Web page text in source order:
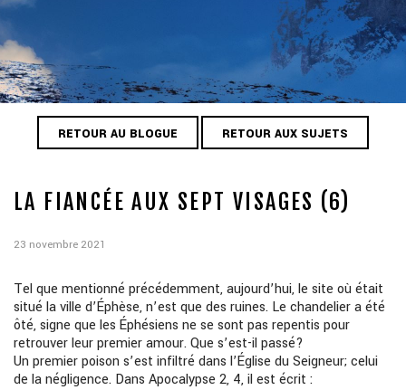
RETOUR AU BLOGUE RETOUR AUX SUJETS
LA FIANCÉE AUX SEPT VISAGES (6)
23 novembre 2021
Tel que mentionné précédemment, aujourd’hui, le site où était
situé la ville d’Éphèse, n’est que des ruines. Le chandelier a été
ôté, signe que les Éphésiens ne se sont pas repentis pour
retrouver leur premier amour. Que s’est-il passé?
Un premier poison s’est infiltré dans l’Église du Seigneur; celui
de la négligence. Dans Apocalypse 2, 4, il est écrit :